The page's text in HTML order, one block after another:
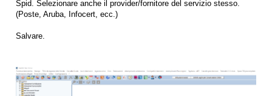
Spid. Selezionare anche il provider/fornitore del servizio stesso.
(Poste, Aruba, Infocert, ecc.)
Salvare.